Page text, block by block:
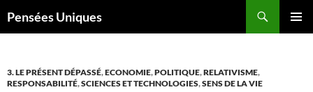
Pensées Uniques
3. LE PRÉSENT DÉPASSÉ,ECONOMIE,POLITIQUE,RELATIVISME,
RESPONSABILITÉ,SCIENCES ET TECHNOLOGIES,SENS DE LA VIE